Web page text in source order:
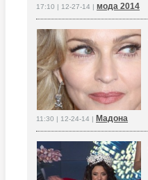
17:10 | 12-27-14 | мода 2014
11:30 | 12-24-14 | Мадона